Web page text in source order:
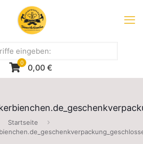
0 0,00 €
Startseite